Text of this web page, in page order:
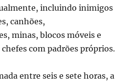
incluindo inimigos
canhões,
minas, blocos móveis e
com padrões próprios.
entre seis e sete horas, a